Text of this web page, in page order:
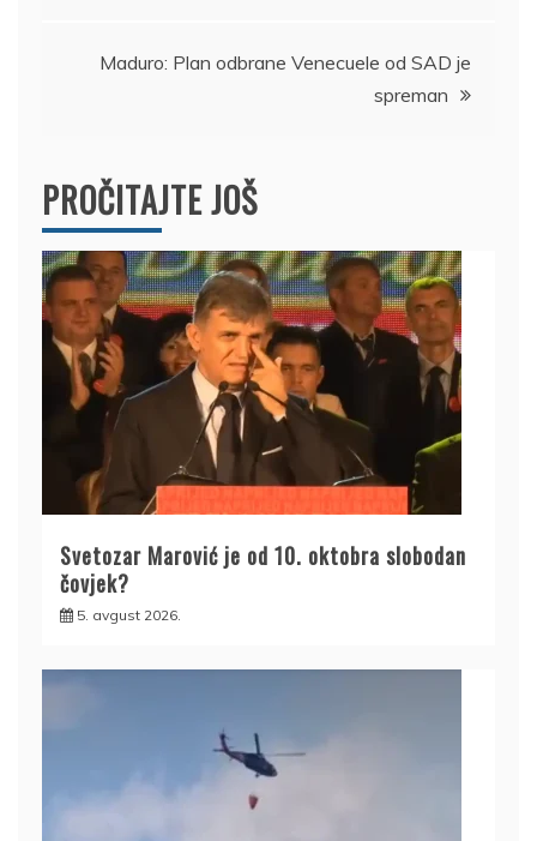
Maduro: Plan odbrane Venecuele od SAD je
spreman
PROČITAJTE JOŠ
Svetozar Marović je od 10. oktobra slobodan
čovjek?
5. avgust 2026.